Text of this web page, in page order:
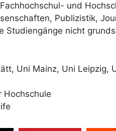
und
Publizistik,
Studiengänge nicht
Uni Mainz, Uni Leipzig,
Hochschule